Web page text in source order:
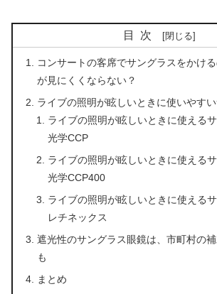
目次
コンサートの客席でサングラスをかけ
が見にくくならない？
ライブの照明が眩しいときに使いやす
ライブの照明が眩しいときに使える
光学CCP
ライブの照明が眩しいときに使える
光学CCP400
ライブの照明が眩しいときに使える
レチネックス
遮光性のサングラス眼鏡は、市町村の
も
まとめ